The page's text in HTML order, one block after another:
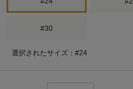
#30
選択されたサイズ：#24